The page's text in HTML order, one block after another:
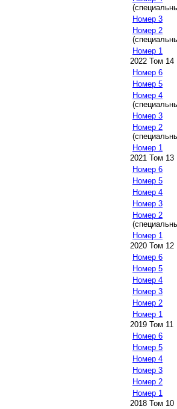
Номер 3
Номер 2
Номер 1
2022 Том 14
Номер 6
Номер 5
Номер 4
Номер 3
Номер 2
Номер 1
2021 Том 13
Номер 6
Номер 5
Номер 4
Номер 3
Номер 2
Номер 1
2020 Том 12
Номер 6
Номер 5
Номер 4
Номер 3
Номер 2
Номер 1
2019 Том 11
Номер 6
Номер 5
Номер 4
Номер 3
Номер 2
Номер 1
2018 Том 10